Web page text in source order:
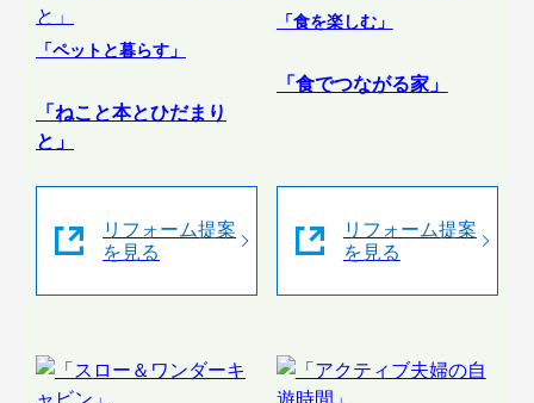
「ペットと暮らす」
「ねこと本とひだまり
と」
リフォーム提案
を見る
「食を楽しむ」
「食でつながる家」
リフォーム提案
を見る